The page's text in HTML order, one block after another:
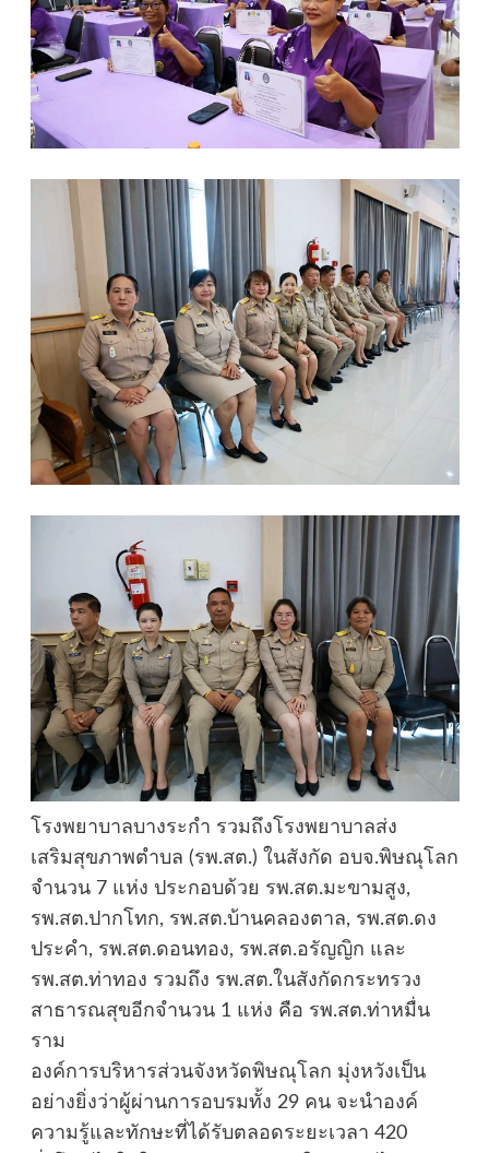
โรงพยาบาลบางระกำ รวมถึงโรงพยาบาลส่ง
เสริมสุขภาพตำบล (รพ.สต.) ในสังกัด อบจ.พิษณุโลก
จำนวน 7 แห่ง ประกอบด้วย รพ.สต.มะขามสูง,
รพ.สต.ปากโทก, รพ.สต.บ้านคลองตาล, รพ.สต.ดง
ประคำ, รพ.สต.ดอนทอง, รพ.สต.อรัญญิก และ
รพ.สต.ท่าทอง รวมถึง รพ.สต.ในสังกัดกระทรวง
สาธารณสุขอีกจำนวน 1 แห่ง คือ รพ.สต.ท่าหมื่น
ราม
องค์การบริหารส่วนจังหวัดพิษณุโลก มุ่งหวังเป็น
อย่างยิ่งว่าผู้ผ่านการอบรมทั้ง 29 คน จะนำองค์
ความรู้และทักษะที่ได้รับตลอดระยะเวลา 420